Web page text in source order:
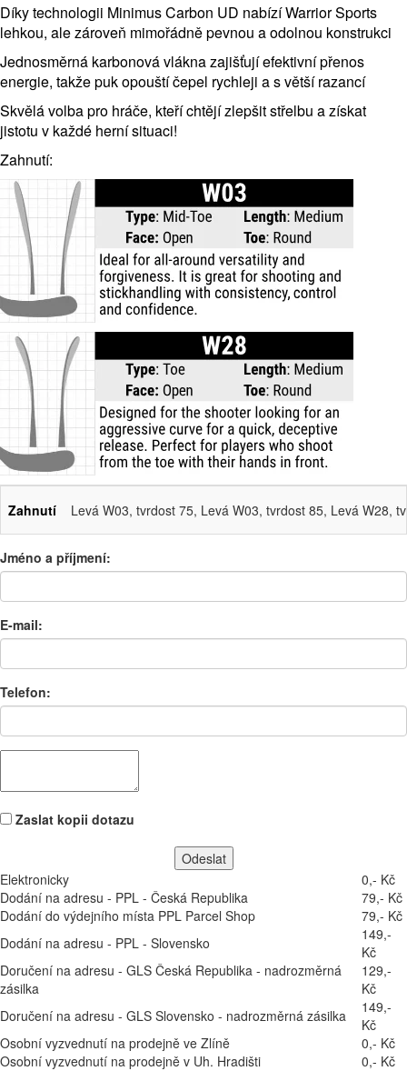
Díky technologii Minimus Carbon UD nabízí Warrior Sports
lehkou, ale zároveň mimořádně pevnou a odolnou konstrukci
Jednosměrná karbonová vlákna zajišťují efektivní přenos
energie, takže puk opouští čepel rychleji a s větší razancí
Skvělá volba pro hráče, kteří chtějí zlepšit střelbu a získat
jistotu v každé herní situaci!
Zahnutí:
Zahnutí Levá W03, tvrdost 75, Levá W03, tvrdost 85, Levá W28,
Jméno a příjmení:
E-mail:
Telefon:
Zaslat kopii dotazu
Elektronicky
0,- Kč
Dodání na adresu - PPL - Česká Republika
79,- Kč
Dodání do výdejního místa PPL Parcel Shop
79,- Kč
Dodání na adresu - PPL - Slovensko
149,-
Kč
Doručení na adresu - GLS Česká Republika - nadrozměrná
zásilka
129,-
Kč
Doručení na adresu - GLS Slovensko - nadrozměrná zásilka
149,-
Kč
Osobní vyzvednutí na prodejně ve Zlíně
0,- Kč
Osobní vyzvednutí na prodejně v Uh. Hradišti
0,- Kč